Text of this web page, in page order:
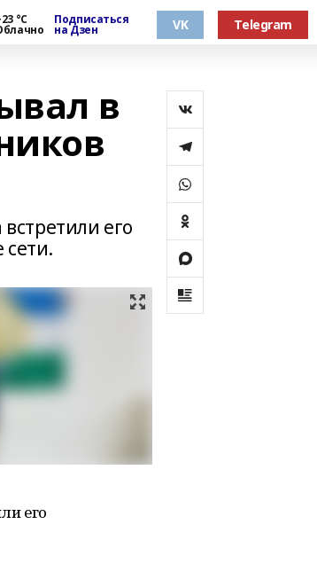
°С Подписаться
на Дзен VK Telegram
в
его
его